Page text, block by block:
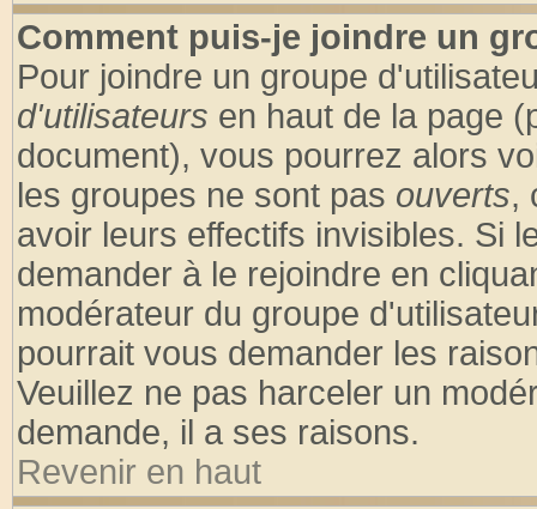
Comment puis-je joindre un
Pour joindre un groupe
d'utilisateurs en haut de la page
document), vous pourrez alors
les groupes ne sont pas ouverts,
avoir leurs effectifs invisibles. Si
demander à le rejoindre en
modérateur du groupe
pourrait vous demander les
Veuillez ne pas harceler un
demande, il a ses raisons.
Revenir en haut